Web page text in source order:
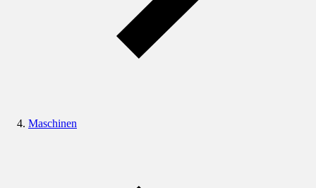
Maschinen